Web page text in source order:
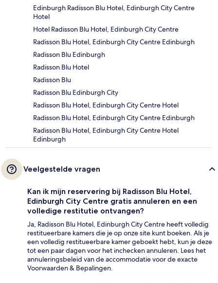
Edinburgh Radisson Blu Hotel, Edinburgh City Centre
Hotel
Hotel Radisson Blu Hotel, Edinburgh City Centre
Radisson Blu Hotel, Edinburgh City Centre Edinburgh
Radisson Blu Edinburgh
Radisson Blu Hotel
Radisson Blu
Radisson Blu Edinburgh City
Radisson Blu Hotel, Edinburgh City Centre Hotel
Radisson Blu Hotel, Edinburgh City Centre Edinburgh
Radisson Blu Hotel, Edinburgh City Centre Hotel
Edinburgh
Veelgestelde vragen
Kan ik mijn reservering bij Radisson Blu Hotel,
Edinburgh City Centre gratis annuleren en een
volledige restitutie ontvangen?
Ja, Radisson Blu Hotel, Edinburgh City Centre heeft volledig
restitueerbare kamers die je op onze site kunt boeken. Als je
een volledig restitueerbare kamer geboekt hebt, kun je deze
tot een paar dagen voor het inchecken annuleren. Lees het
annuleringsbeleid van de accommodatie voor de exacte
Voorwaarden & Bepalingen.